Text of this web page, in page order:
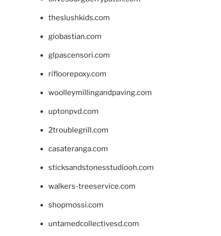
theslushkids.com
giobastian.com
glpascensori.com
rifloorepoxy.com
woolleymillingandpaving.com
uptonpvd.com
2troublegrill.com
casateranga.com
sticksandstonesstudiooh.com
walkers-treeservice.com
shopmossi.com
untamedcollectivesd.com